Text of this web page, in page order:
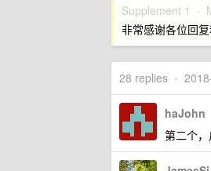
Supplement 1 ·
非常感谢各位回
28 replies •
haJohn
第二个，